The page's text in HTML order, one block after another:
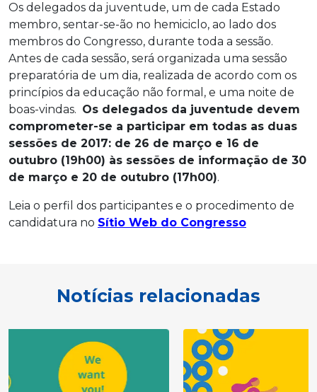
Os delegados da juventude, um de cada Estado
membro, sentar-se-ão no hemiciclo, ao lado dos
membros do Congresso, durante toda a sessão.
Antes de cada sessão, será organizada uma sessão
preparatória de um dia, realizada de acordo com os
princípios da educação não formal, e uma noite de
boas-vindas. Os delegados da juventude devem
comprometer-se a participar em todas as duas
sessões de 2017: de 26 de março e 16 de
outubro (19h00) às sessões de informação de 30
de março e 20 de outubro (17h00).
Leia o perfil dos participantes e o procedimento de
candidatura no Sítio Web do Congresso
Notícias relacionadas